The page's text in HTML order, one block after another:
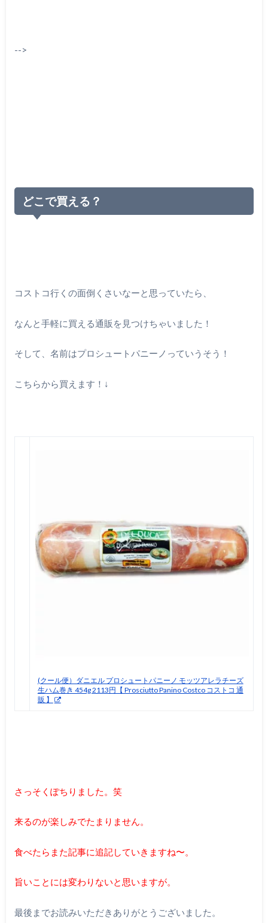
-->
どこで買える？
コストコ行くの面倒くさいなーと思っていたら、
なんと手軽に買える通販を見つけちゃいました！
そして、名前はプロシュートパニーノっていうそう！
こちらから買えます！↓
(クール便）ダニエル プロシュートパニーノ モッツアレラチーズ
生ハム巻き 454g 2113円【 Prosciutto Panino Costco コストコ 通
販 】
さっそくぽちりました。笑
来るのが楽しみでたまりません。
食べたらまた記事に追記していきますね〜。
旨いことには変わりないと思いますが。
最後までお読みいただきありがとうございました。